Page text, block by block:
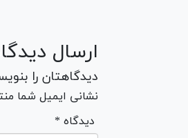
ارسال
دیدگاهتان را
نشانی ایمیل شما
* دیدگاه